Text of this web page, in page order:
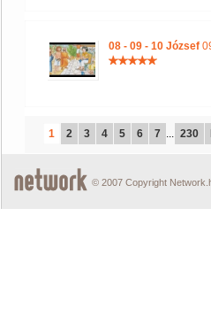
08 - 09 - 10 József
1 2 3 4 5 6 7 ... 230
© 2007 Copyright